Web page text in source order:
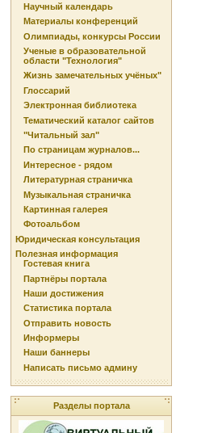
Научный календарь
Материалы конференций
Олимпиады, конкурсы России
Ученые в образовательной
области "Технология"
Жизнь замечательных учёных"
Глоссарий
Электронная библиотека
Тематический каталог сайтов
"Читальный зал"
По страницам журналов...
Интересное - рядом
Литературная страничка
Музыкальная страничка
Картинная галерея
Фотоальбом
Юридическая консультация
Полезная информация
Гостевая книга
Партнёры портала
Наши достижения
Статистика портала
Отправить новость
Информеры
Наши баннеры
Написать письмо админу
Разделы портала